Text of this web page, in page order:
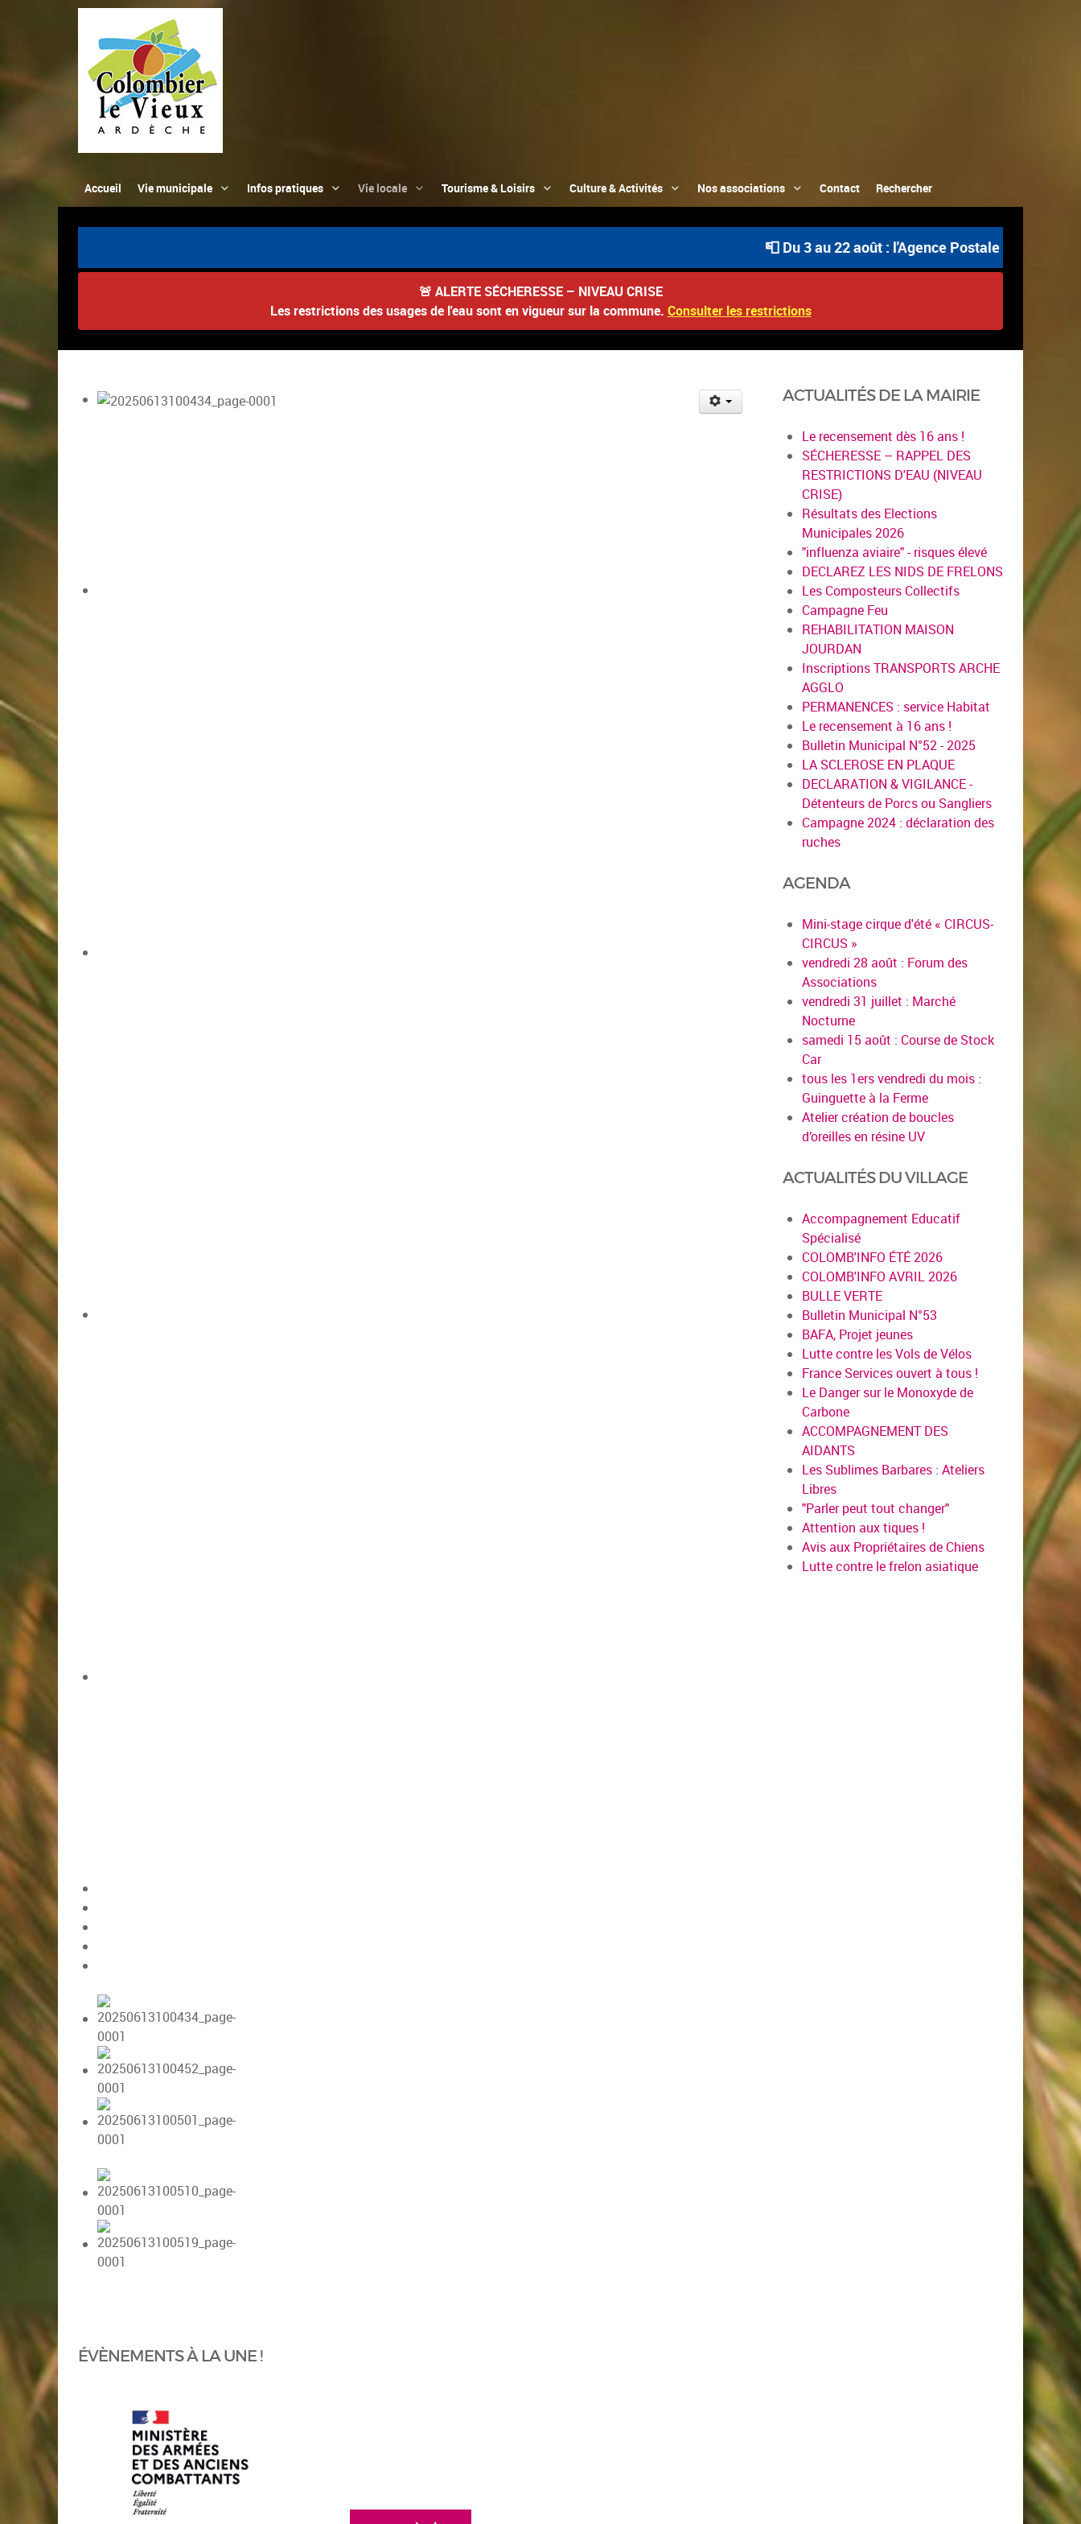
Accueil Vie municipale Infos pratiques Vie locale Tourisme & Loisirs Culture & Activités Nos associations Contact Rechercher
📮 Du 3 au 22 août : l'Agence Postale Communale
🚨 ALERTE SÉCHERESSE – NIVEAU CRISE
Les restrictions des usages de l'eau sont en vigueur sur la commune. Consulter les restrictions
ÉVÈNEMENTS À LA UNE !
ACTUALITÉS DE LA MAIRIE
Le recensement dès 16 ans !
SÉCHERESSE – RAPPEL DES
RESTRICTIONS D'EAU (NIVEAU
CRISE)
Résultats des Elections
Municipales 2026
"influenza aviaire" - risques élevé
DECLAREZ LES NIDS DE FRELONS
Les Composteurs Collectifs
Campagne Feu
REHABILITATION MAISON
JOURDAN
Inscriptions TRANSPORTS ARCHE
AGGLO
PERMANENCES : service Habitat
Le recensement à 16 ans !
Bulletin Municipal N°52 - 2025
LA SCLEROSE EN PLAQUE
DECLARATION & VIGILANCE -
Détenteurs de Porcs ou Sangliers
Campagne 2024 : déclaration des
ruches
AGENDA
Mini-stage cirque d'été « CIRCUS-
CIRCUS »
vendredi 28 août : Forum des
Associations
vendredi 31 juillet : Marché
Nocturne
samedi 15 août : Course de Stock
Car
tous les 1ers vendredi du mois :
Guinguette à la Ferme
Atelier création de boucles
d’oreilles en résine UV
ACTUALITÉS DU VILLAGE
Accompagnement Educatif
Spécialisé
COLOMB'INFO ÉTÉ 2026
COLOMB'INFO AVRIL 2026
BULLE VERTE
Bulletin Municipal N°53
BAFA, Projet jeunes
Lutte contre les Vols de Vélos
France Services ouvert à tous !
Le Danger sur le Monoxyde de
Carbone
ACCOMPAGNEMENT DES
AIDANTS
Les Sublimes Barbares : Ateliers
Libres
"Parler peut tout changer"
Attention aux tiques !
Avis aux Propriétaires de Chiens
Lutte contre le frelon asiatique